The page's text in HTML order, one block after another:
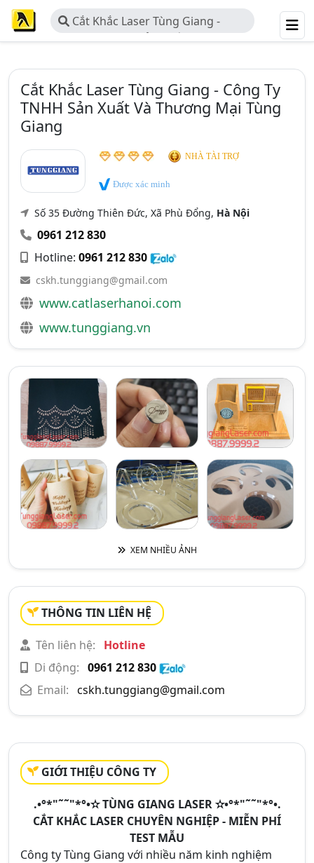
Cắt Khắc Laser Tùng Giang -
Công Ty TNHH Sản Xuất Và Thương
Cắt Khắc Laser Tùng Giang - Công Ty
TNHH Sản Xuất Và Thương Mại Tùng
Giang
NHÀ TÀI TRỢ
Được xác minh
Số 35 Đường Thiên Đức, Xã Phù Đổng, Hà Nội
0961 212 830
Hotline: 0961 212 830
cskh.tunggiang@gmail.com
www.catlaserhanoi.com
www.tunggiang.vn
XEM NHIỀU ẢNH
THÔNG TIN LIÊN HỆ
Tên liên hệ:
Hotline
Di động: 0961 212 830
Email: cskh.tunggiang@gmail.com
GIỚI THIỆU CÔNG TY
.•°*"˜˜"*°•✫ TÙNG GIANG LASER ✫•°*"˜˜"*°•.
CẮT KHẮC LASER CHUYÊN NGHIỆP - MIỄN PHÍ
TEST MẪU
Công ty Tùng Giang với nhiều năm kinh nghiệm